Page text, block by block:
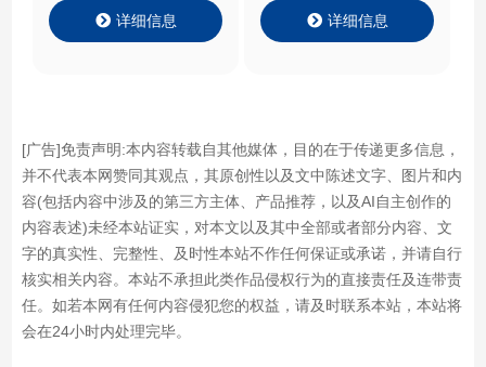
详细信息 详细信息
[广告]免责声明:本内容转载自其他媒体，目的在于传递更多信息，
并不代表本网赞同其观点，其原创性以及文中陈述文字、图片和内
容(包括内容中涉及的第三方主体、产品推荐，以及AI自主创作的
内容表述)未经本站证实，对本文以及其中全部或者部分内容、文
字的真实性、完整性、及时性本站不作任何保证或承诺，并请自行
核实相关内容。本站不承担此类作品侵权行为的直接责任及连带责
任。如若本网有任何内容侵犯您的权益，请及时联系本站，本站将
会在24小时内处理完毕。